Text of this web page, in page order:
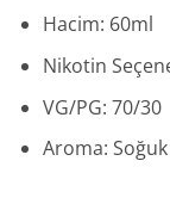
Hacim: 60ml
Nikotin
VG/PG: 70/30
Aroma: